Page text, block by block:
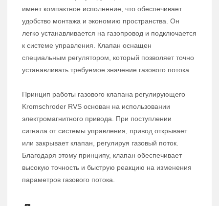
имеет компактное исполнение, что обеспечивает
удобство монтажа и экономию пространства. Он
легко устанавливается на газопровод и подключается
к системе управления. Клапан оснащен
специальным регулятором, который позволяет точно
устанавливать требуемое значение газового потока.
Принцип работы газового клапана регулирующего
Kromschroder RVS основан на использовании
электромагнитного привода. При поступлении
сигнала от системы управления, привод открывает
или закрывает клапан, регулируя газовый поток.
Благодаря этому принципу, клапан обеспечивает
высокую точность и быструю реакцию на изменения
параметров газового потока.